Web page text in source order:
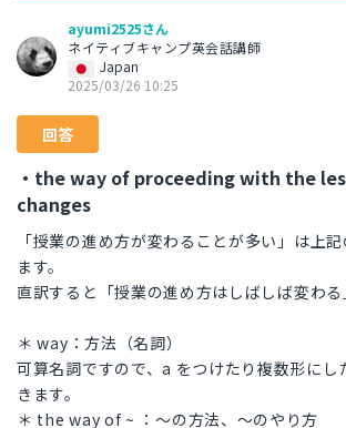
ayumi2525さん
ネイティブキャンプ英会話講師
Japan
2025/03/26 10:25
回答
・the way of proceeding with the
changes
「授業の進め方が変わることが多い」は上
ます。
直訳すると「授業の進め方はしばしば変わる
＊ way：方法（名詞）
可算名詞ですので、a をつけたり複数形にし
きます。
＊ the way of ~ ：〜の方法、〜のやり方